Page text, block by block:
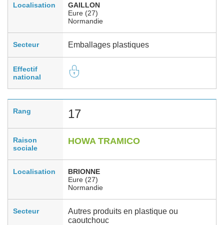
Localisation
GAILLON
Eure (27)
Normandie
Secteur Emballages plastiques
Effectif
national
Rang 17
Raison
sociale
HOWA TRAMICO
Localisation
BRIONNE
Eure (27)
Normandie
Secteur
Autres produits en plastique ou
caoutchouc